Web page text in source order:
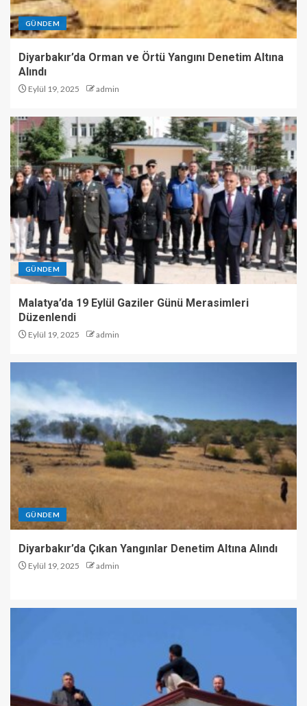
GÜNDEM
Diyarbakır’da Orman ve Örtü Yangını Denetim Altına
Alındı
Eylül 19, 2025 admin
GÜNDEM
Malatya’da 19 Eylül Gaziler Günü Merasimleri
Düzenlendi
Eylül 19, 2025 admin
GÜNDEM
Diyarbakır’da Çıkan Yangınlar Denetim Altına Alındı
Eylül 19, 2025 admin